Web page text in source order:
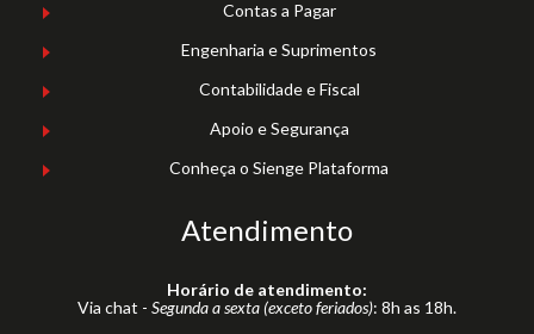
Contas a Pagar
Engenharia e Suprimentos
Contabilidade e Fiscal
Apoio e Segurança
Conheça o Sienge Plataforma
Atendimento
Horário de atendimento:
Via chat - Segunda a sexta (exceto feriados): 8h as 18h.